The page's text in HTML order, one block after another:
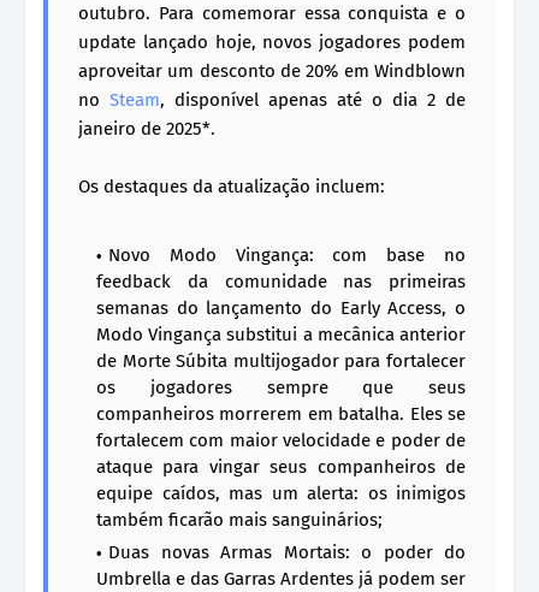
outubro. Para comemorar essa conquista e o
update lançado hoje, novos jogadores podem
aproveitar um desconto de 20% em Windblown
no Steam, disponível apenas até o dia 2 de
janeiro de 2025*.
Os destaques da atualização incluem:
Novo Modo Vingança: com base no
feedback da comunidade nas primeiras
semanas do lançamento do Early Access, o
Modo Vingança substitui a mecânica anterior
de Morte Súbita multijogador para fortalecer
os jogadores sempre que seus
companheiros morrerem em batalha. Eles se
fortalecem com maior velocidade e poder de
ataque para vingar seus companheiros de
equipe caídos, mas um alerta: os inimigos
também ficarão mais sanguinários;
Duas novas Armas Mortais: o poder do
Umbrella e das Garras Ardentes já podem ser